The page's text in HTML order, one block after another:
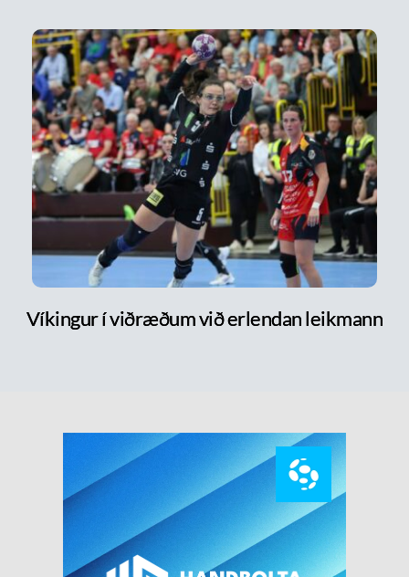
Víkingur í viðræðum við erlendan leikmann